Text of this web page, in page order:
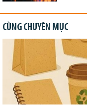
CÙNG CHUYÊN MỤC